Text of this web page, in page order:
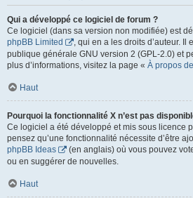
Qui a développé ce logiciel de forum ?
Ce logiciel (dans sa version non modifiée) est
phpBB Limited
, qui en a les droits d’auteur. Il
publique générale GNU version 2 (GPL-2.0) et
plus d’informations, visitez la page « À propos
Haut
Pourquoi la fonctionnalité X n’est pas
Ce logiciel a été développé et mis sous licence
pensez qu’une fonctionnalité nécessite d’être
phpBB Ideas
(en anglais) où vous pouvez
ou en suggérer de nouvelles.
Haut